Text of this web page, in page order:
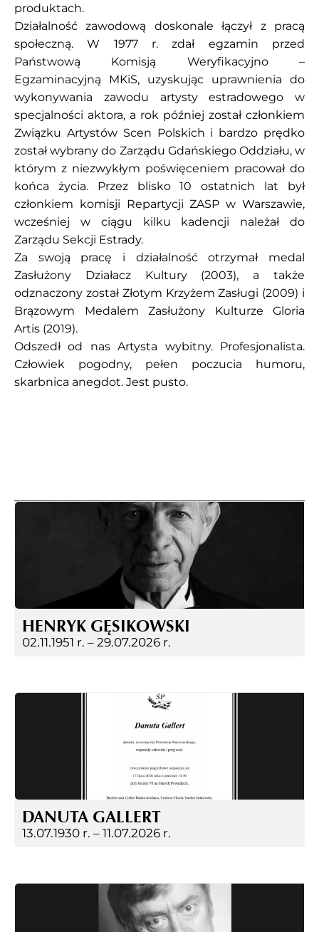
produktach.
Działalność zawodową doskonale łączył z pracą
społeczną. W 1977 r. zdał egzamin przed
Państwową Komisją Weryfikacyjno –
Egzaminacyjną MKiS, uzyskując uprawnienia do
wykonywania zawodu artysty estradowego w
specjalności aktora, a rok później został członkiem
Związku Artystów Scen Polskich i bardzo prędko
został wybrany do Zarządu Gdańskiego Oddziału, w
którym z niezwykłym poświęceniem pracował do
końca życia. Przez blisko 10 ostatnich lat był
członkiem komisji Repartycji ZASP w Warszawie,
wcześniej w ciągu kilku kadencji należał do
Zarządu Sekcji Estrady.
Za swoją pracę i działalność otrzymał medal
Zasłużony Działacz Kultury (2003), a także
odznaczony został Złotym Krzyżem Zasługi (2009) i
Brązowym Medalem Zasłużony Kulturze Gloria
Artis (2019).
Odszedł od nas Artysta wybitny. Profesjonalista.
Człowiek pogodny, pełen poczucia humoru,
skarbnica anegdot. Jest pusto.
HENRYK GĘSIKOWSKI
02.11.1951 r. – 29.07.2026 r.
DANUTA GALLERT
13.07.1930 r. – 11.07.2026 r.